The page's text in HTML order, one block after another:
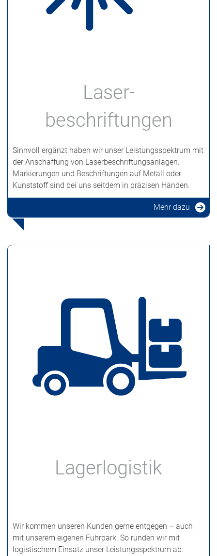
Laser-
beschriftungen
Sinnvoll ergänzt haben wir unser Leistungsspektrum mit
der Anschaffung von Laserbeschriftungsanlagen.
Markierungen und Beschriftungen auf Metall oder
Kunststoff sind bei uns seitdem in präzisen Händen.
Mehr dazu
Lagerlogistik
Wir kommen unseren Kunden gerne entgegen – auch
mit unserem eigenen Fuhrpark. So runden wir mit
logistischem Einsatz unser Leistungsspektrum ab.